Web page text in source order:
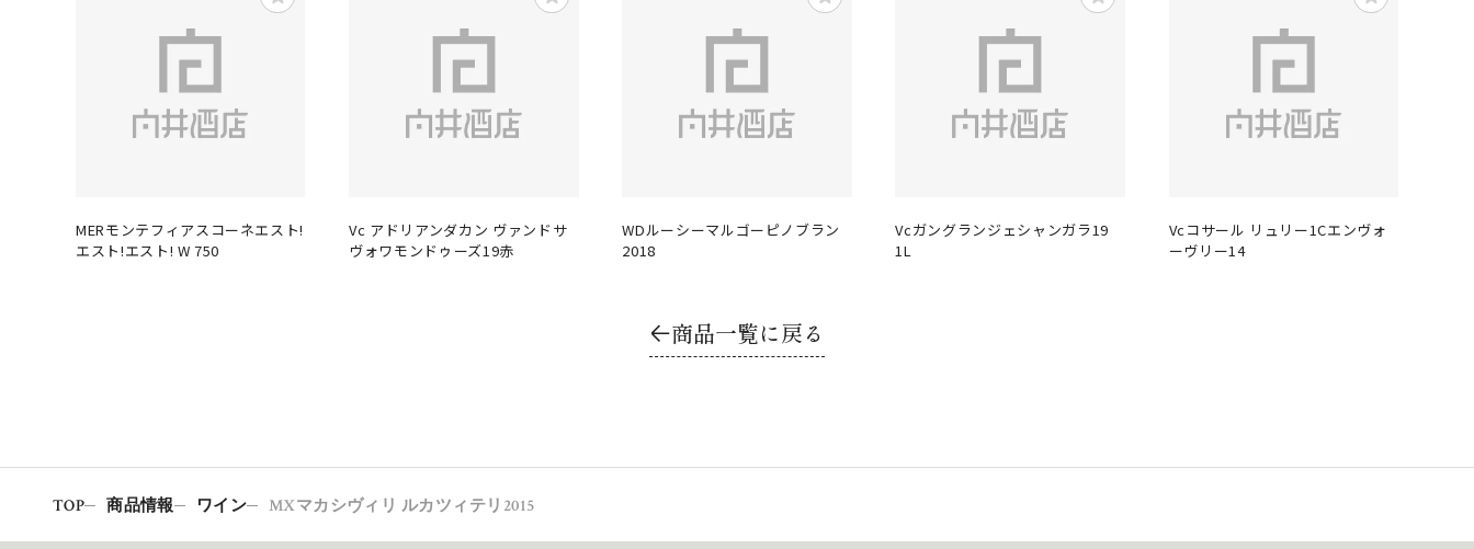
MERモンテフィアスコーネエスト!
エスト!エスト! W 750
Vc アドリアンダカン ヴァンドサ
ヴォワモンドゥーズ19赤
WDルーシーマルゴーピノブラン
2018
Vcガングランジェシャンガラ19
1L
Vcコサール リュリー1Cエンヴォ
ーヴリー14
商品一覧に戻る
TOP 商品情報 ワイン MXマカシヴィリ ルカツィテリ2015